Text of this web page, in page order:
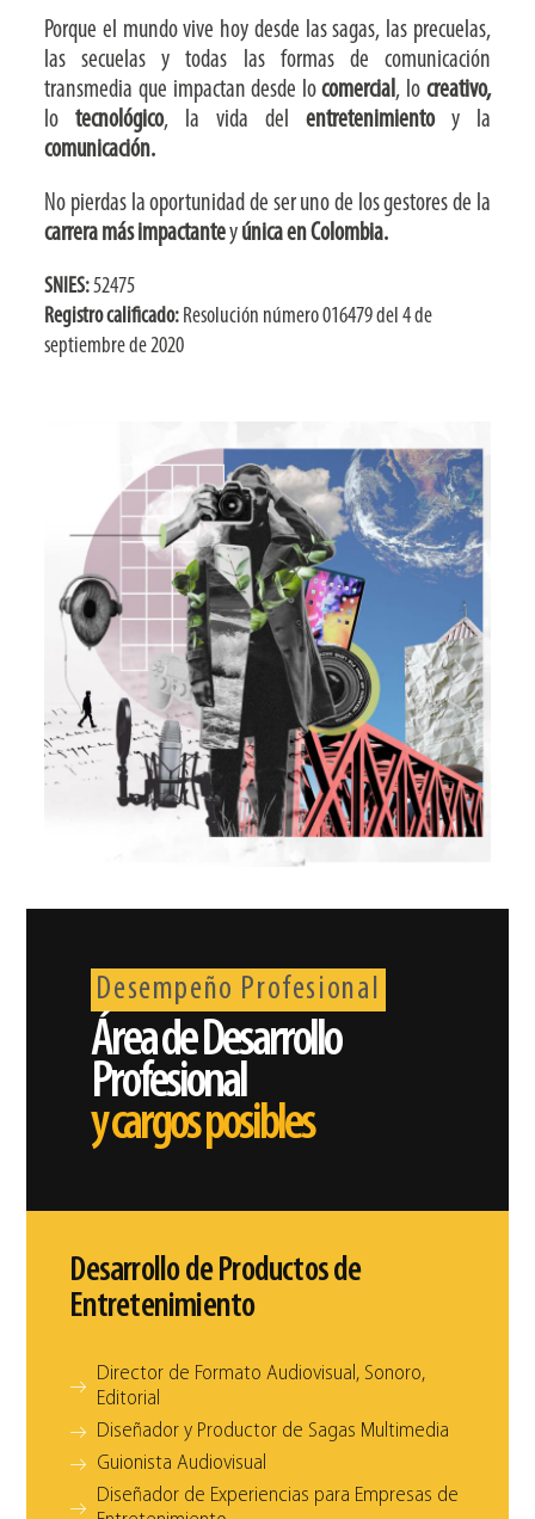
Porque el mundo vive hoy desde las sagas, las precuelas,
las secuelas y todas las formas de comunicación
transmedia que impactan desde locomercial , lo creativo,
lotecnológico, la vida del entretenimientoy la
comunicación.
No pierdas la oportunidad de ser uno de los gestores de la
carrera más impactanteyúnica en Colombia.
SNIES:52475
Registro calificado: Resolución número 016479 del 4 de
septiembre de 2020
Desempeño Profesional
Área de Desarrollo
Profesional
y cargos posibles
Desarrollo de Productos de
Entretenimiento
Director de Formato Audiovisual, Sonoro,
Editorial
Diseñador y Productor de Sagas Multimedia
Guionista Audiovisual
Diseñador de Experiencias para Empresas de